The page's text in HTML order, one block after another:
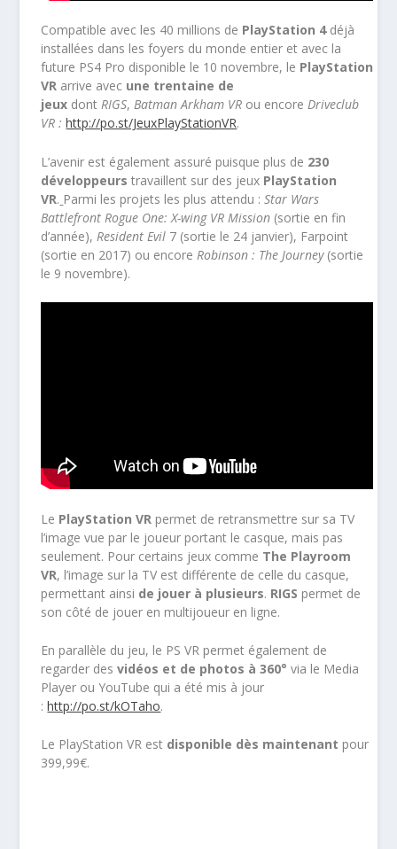
Compatible avec les 40 millions de PlayStation 4déjà
installées dans les foyers du monde entier et avec la
future PS4 Pro disponible le 10 novembre, le PlayStation
VR arrive avec une trentaine de
jeux dontRIGS,Batman Arkham VR ou encoreDriveclub
VR :http://po.st/JeuxPlayStationVR.
L’avenir est également assuré puisque plus de 230
développeurs travaillent sur des jeux PlayStation
VR. Parmi les projets les plus attendu :Star Wars
Battlefront Rogue One: X-wing VR Mission (sortie en fin
d’année), Resident Evil 7 (sortie le 24 janvier), Farpoint
(sortie en 2017) ou encore Robinson : The Journey (sortie
le 9 novembre).
Le PlayStation VR permet de retransmettre sur sa TV
l’image vue par le joueur portant le casque, mais pas
seulement. Pour certains jeux comme The Playroom
VR, l’image sur la TV est différente de celle du casque,
permettant ainsi de jouer à plusieurs. RIGS permet de
son côté de jouer en multijoueur en ligne.
En parallèle du jeu, le PS VR permet également de
regarder desvidéos et de photos à 360° via le Media
Player ou YouTube qui a été mis à jour
:http://po.st/kOTaho.
Le PlayStation VR est disponible dès maintenant pour
399,99€.